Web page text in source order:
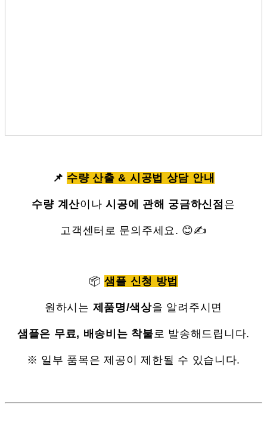
📌 수량 산출 & 시공법 상담 안내
수량 계산이나시공에 관해 궁금하신점 은
고객센터로 문의주세요. 😊✍
📦샘플 신청 방법
원하시는 제품명/색상을 알려주시면
샘플은 무료, 배송비는 착불로 발송해드립니다.
※ 일부 품목은 제공이 제한될 수 있습니다.